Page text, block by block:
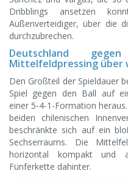
Dribblings ansetzen
Außenverteidiger, über die
durchzubrechen.
Deutschland
Mittelfeldpressing über
Den Großteil der Spieldauer
Spiel gegen den Ball auf
einer 5-4-1-Formation
beiden chilenischen
beschränkte sich auf ein
Sechserraums. Die
horizontal kompakt und
Fünferkette dahinter.